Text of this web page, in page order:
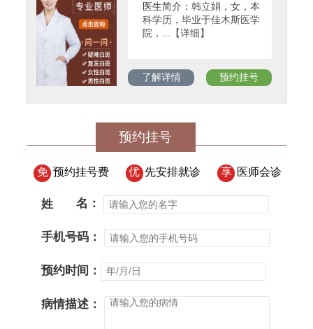
医生简介： 韩立娟，女，本
科学历，毕业于佳木斯医学
院，...【详细】
了解详情 预约挂号
预约挂号
免 预约挂号费 优 先安排就诊 享 医师会诊
姓 名：
手机号码：
预约时间：
病情描述：